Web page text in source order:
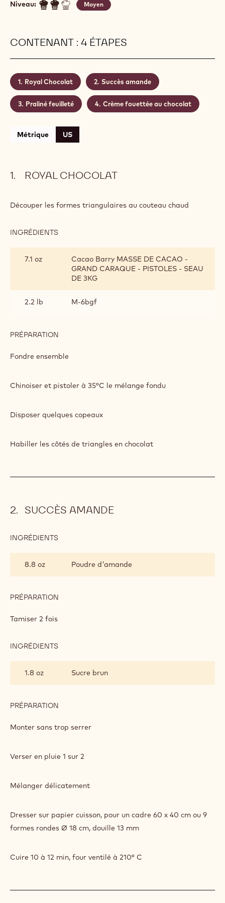
Niveau: Moyen
CONTENANT : 4 ÉTAPES
Royal Chocolat Succès amande
Praliné feuilleté Crème fouettée au chocolat
Métrique US
ROYAL CHOCOLAT
Découper les formes triangulaires au couteau chaud
INGRÉDIENTS
7.1 oz
Cacao Barry MASSE DE CACAO -
GRAND CARAQUE - PISTOLES - SEAU
DE 3KG
2.2 lb M-6bgf
PRÉPARATION
CHOCOLAT
Fondre ensemble
Chinoiser et pistoler à 35°C le mélange fondu
Disposer quelques copeaux
Habiller les côtés de triangles en chocolat
SUCCÈS AMANDE
INGRÉDIENTS
8.8 oz
Poudre d'amande
PRÉPARATION
Tamiser 2 fois
INGRÉDIENTS
1.8 oz
Sucre brun
PRÉPARATION
AMANDE
Monter sans trop serrer
Verser en pluie 1 sur 2
Mélanger délicatement
Dresser sur papier cuisson, pour un cadre 60 x 40 cm ou 9
formes rondes Ø 18 cm, douille 13 mm
Cuire 10 à 12 min, four ventilé à 210° C